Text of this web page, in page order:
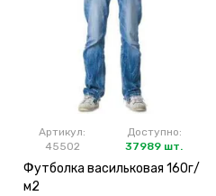
Артикул:
45502
Доступно:
37989 шт.
Футболка васильковая 160г/
м2